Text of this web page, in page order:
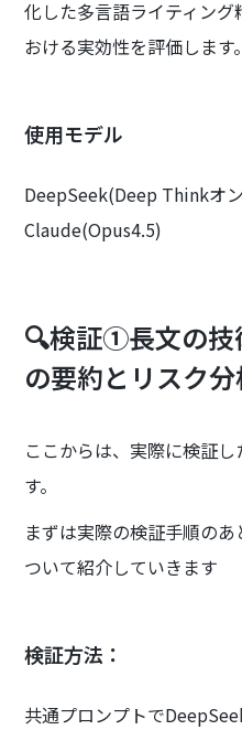
化した多言語ライティン
おける実効性を評価します。
使用モデル
DeepSeek(Deep Thinkオ
Claude(Opus4.5)
🔍検証①長文の技
の要約とリスク
ここからは、実際に検証
す。
まずは実際の検証手順の
ついて紹介していきます
検証方法：
共通プロンプトで